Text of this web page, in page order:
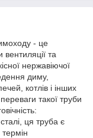
- це
та
нержавіючої
диму,
котлів і інших
такої труби
ця труба є
термін